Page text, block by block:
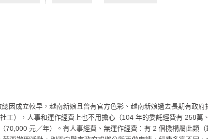
因成立較早，越南新娘且曾有官方色彩、越南新娘過去長期有政
工），人事和運作經費上也不用擔心（104 年的委託經費有 258萬
元／年）。有人事經費、無運作經費：有 2 個機構屬此類